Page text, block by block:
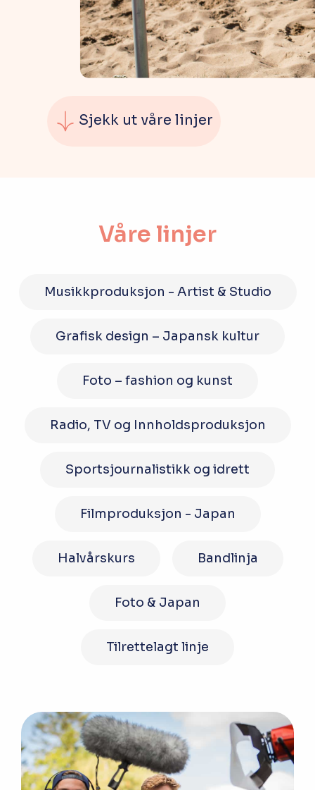
Opptakskrav og priser
Sjekk ut våre linjer
Våre linjer
Musikkproduksjon - Artist & Studio
Grafisk design – Japansk kultur
Foto – fashion og kunst
Radio, TV og Innholdsproduksjon
Sportsjournalistikk og idrett
Filmproduksjon - Japan
Halvårskurs Bandlinja
Foto & Japan
Tilrettelagt linje